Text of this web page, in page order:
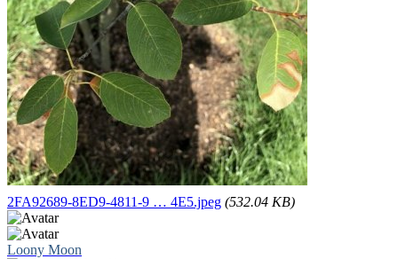
2FA92689-8ED9-4811-9 … 4E5.jpeg (532.04 KB)
Loony Moon